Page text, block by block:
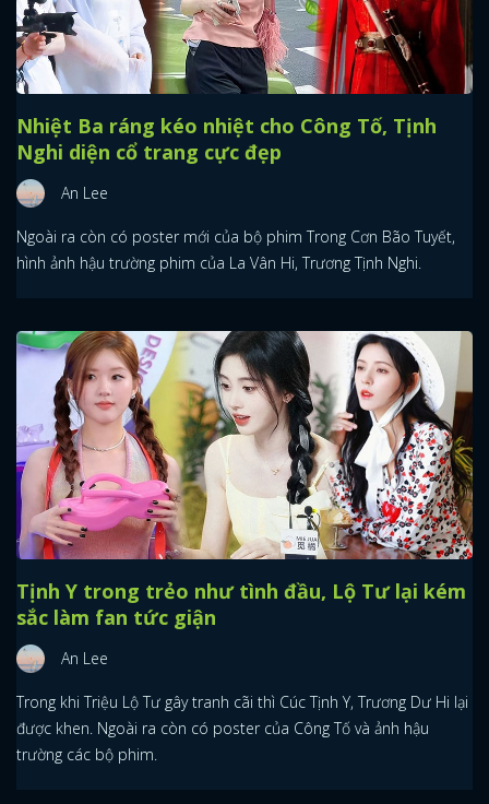
Nhiệt Ba ráng kéo nhiệt cho Công Tố, Tịnh
Nghi diện cổ trang cực đẹp
An Lee
Ngoài ra còn có poster mới của bộ phim Trong Cơn Bão Tuyết,
hình ảnh hậu trường phim của La Vân Hi, Trương Tịnh Nghi.
Tịnh Y trong trẻo như tình đầu, Lộ Tư lại kém
sắc làm fan tức giận
An Lee
Trong khi Triệu Lộ Tư gây tranh cãi thì Cúc Tịnh Y, Trương Dư Hi lại
được khen. Ngoài ra còn có poster của Công Tố và ảnh hậu
trường các bộ phim.